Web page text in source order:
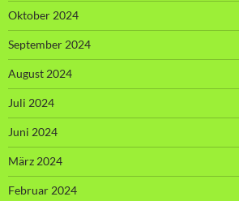
Oktober 2024
September 2024
August 2024
Juli 2024
Juni 2024
März 2024
Februar 2024